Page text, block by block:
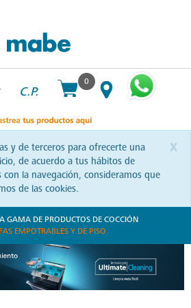
C.P.
0
x
y de terceros para ofrecerte una
de acuerdo a tus hábitos de
con la navegación, consideramos que
de las cookies.
GAMA DE PRODUCTOS DE COCCIÓN
EMPOTRABLES Y DE PISO